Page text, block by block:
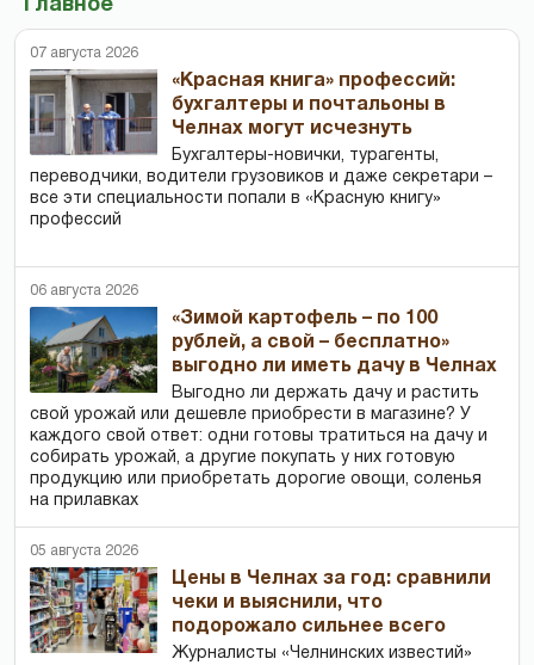
Главное
07 августа 2026
«Красная книга» профессий:
бухгалтеры и почтальоны в
Челнах могут исчезнуть
Бухгалтеры-новички, тур­агенты,
переводчики, водители грузовиков и даже секретари –
все эти специальности попали в «Красную книгу»
профессий
06 августа 2026
«Зимой картофель – по 100
рублей, а свой – бесплатно»
выгодно ли иметь дачу в Челнах
Выгодно ли держать дачу и растить
свой урожай или дешевле приобрести в магазине? У
каждого свой ответ: одни готовы тратиться на дачу и
собирать урожай, а другие покупать у них готовую
продукцию или приобретать дорогие овощи, соленья
на прилавках
05 августа 2026
Цены в Челнах за год: сравнили
чеки и выяснили, что
подорожало сильнее всего
Журналисты «Челнинских известий»